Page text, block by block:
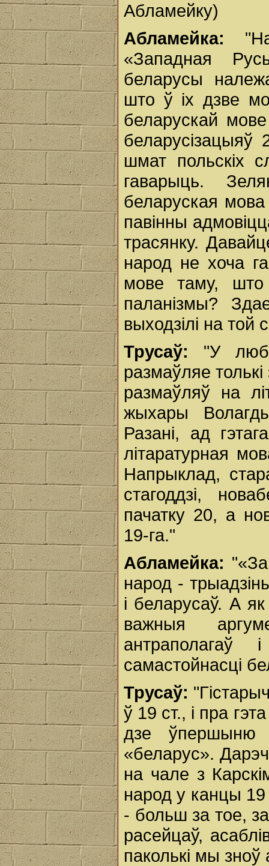
Абламейку)
Абламейка:
«Западная
беларусы
што ў іх дзве
беларускай
беларусізацыяў
шмат польскіх
гаварыць.
беларуская
павінны
трасянку.
народ не хоча
мове таму,
паланізмы?
выходзілі на
Трусаў: "У
размаўляе
размаўляў на
жыхары
Разані, ад
літаратурная
Напрыклад,
стагоддзі,
пачатку 20, а
19-га."
Абламейка:
народ -
і беларусаў. А
важныя
антраполагаў
самастойнасці
Трусаў:
ў 19 ст., і пра
дзе ўпершыню
«беларус».
на чале з
народ у канцы 19
- больш за тое,
расейцаў,
паколькі мы